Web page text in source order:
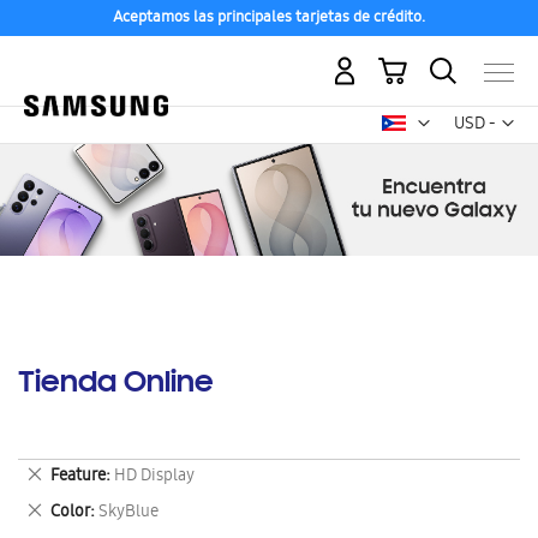
Aceptamos las principales tarjetas de crédito.
USD -
dólar
Mi carrito
Tienda Online
Feature HD Display
Eliminar
este
artículo
Color SkyBlue
Eliminar